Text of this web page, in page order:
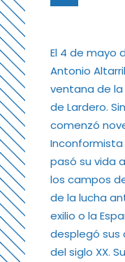
El 4 de mayo
Antonio
ventana de
de Lardero.
comenzó
Inconformista
pasó su vida
los campos
de la lucha
exilio o la
desplegó sus
del siglo XX.